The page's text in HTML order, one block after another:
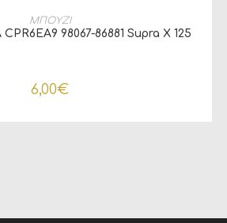
ΠΕΡΙΣΣΌΤΕΡΑ
ΜΠΟΥΖΙ
98067-86881 Supra X 125
6,00€